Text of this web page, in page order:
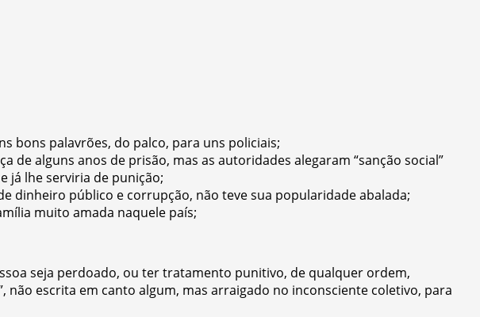
bons palavrões, do palco, para uns policiais;
de alguns anos de prisão, mas as autoridades alegaram “sanção social”
já lhe serviria de punição;
dinheiro público e corrupção, não teve sua popularidade abalada;
muito amada naquele país;
seja perdoado, ou ter tratamento punitivo, de qualquer ordem,
não escrita em canto algum, mas arraigado no inconsciente coletivo, para